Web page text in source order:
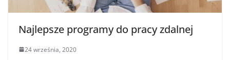
Najlepsze programy do pracy zdalnej
24 września, 2020